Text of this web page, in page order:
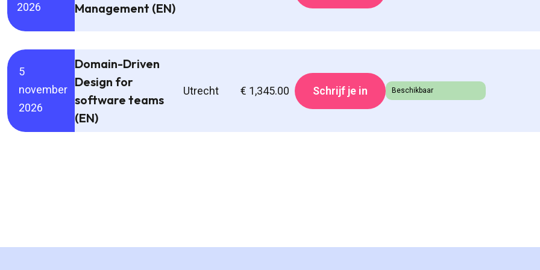
2026 Management (EN)
5
november
2026
Domain-Driven
Design for
software teams
(EN)
Utrecht € 1,345.00 Schrijf je in